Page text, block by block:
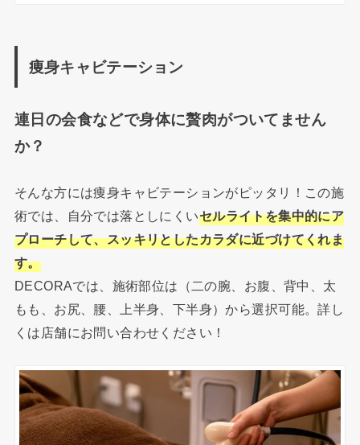
痩身キャビテーション
連日の会食などで身体に贅肉がついてません
か？
そんな方には痩身キャビテーションがピッタリ！この施
術では、自分では落としにくいセルライトを集中的にア
プローチして、スッキリとしたカラダに近づけてくれま
す。
DECORAでは、施術部位は（二の腕、お腹、背中、太
もも、お尻、腰、上半身、下半身）から選択可能。詳し
くは店舗にお問い合わせください！